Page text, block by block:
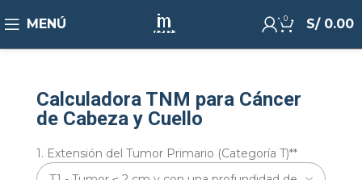
MENÚ 0 S/0.00
Calculadora TNM para Cáncer
de Cabeza y Cuello
1. Extensión del Tumor Primario (Categoría T)**